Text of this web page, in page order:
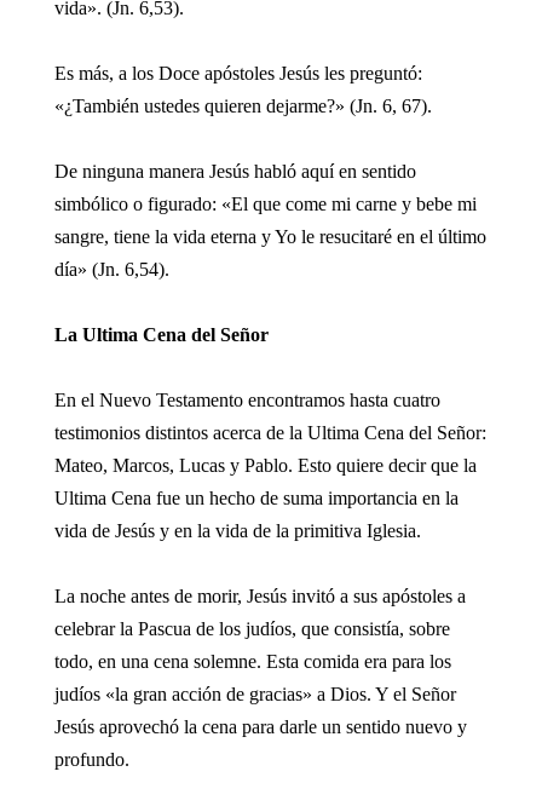
vida». (Jn. 6,53).
Es más, a los Doce apóstoles Jesús les preguntó:
«¿También ustedes quieren dejarme?» (Jn. 6, 67).
De ninguna manera Jesús habló aquí en sentido
simbólico o figurado: «El que come mi carne y bebe mi
sangre, tiene la vida eterna y Yo le resucitaré en el último
día» (Jn. 6,54).
La Ultima Cena del Señor
En el Nuevo Testamento encontramos hasta cuatro
testimonios distintos acerca de la Ultima Cena del Señor:
Mateo, Marcos, Lucas y Pablo. Esto quiere decir que la
Ultima Cena fue un hecho de suma importancia en la
vida de Jesús y en la vida de la primitiva Iglesia.
La noche antes de morir, Jesús invitó a sus apóstoles a
celebrar la Pascua de los judíos, que consistía, sobre
todo, en una cena solemne. Esta comida era para los
judíos «la gran acción de gracias» a Dios. Y el Señor
Jesús aprovechó la cena para darle un sentido nuevo y
profundo.